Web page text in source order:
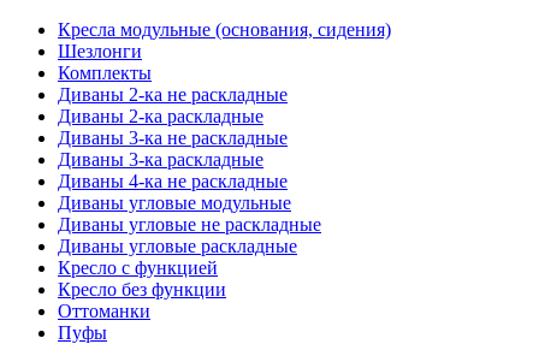
Кресла модульные (основания, сидения)
Шезлонги
Комплекты
Диваны 2-ка не раскладные
Диваны 2-ка раскладные
Диваны 3-ка не раскладные
Диваны 3-ка раскладные
Диваны 4-ка не раскладные
Диваны угловые модульные
Диваны угловые не раскладные
Диваны угловые раскладные
Кресло с функцией
Кресло без функции
Оттоманки
Пуфы